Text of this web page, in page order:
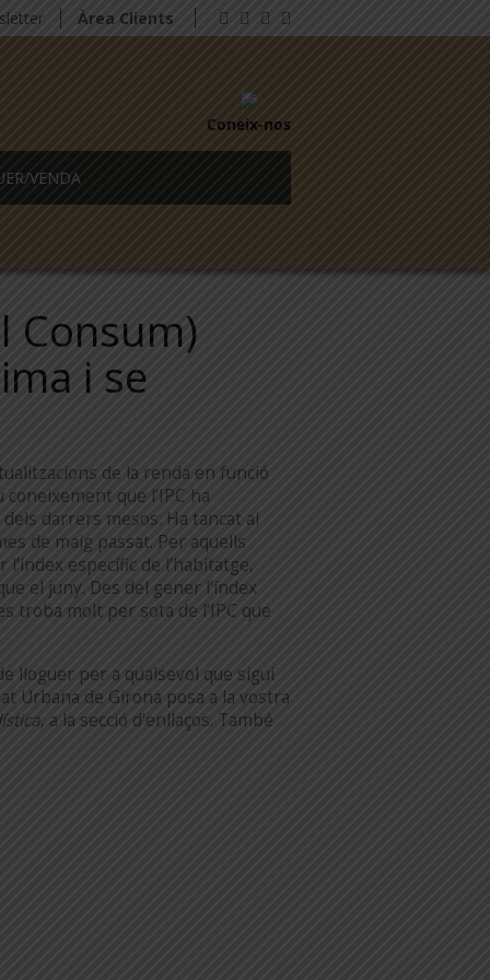
Àrea Clients
Coneix-nos
VENDA
Consum)
i se
de la renda en funció
que l’IPC ha
darrers mesos. Ha tancat al
de maig passat. Per aquells
específic de l’habitatge,
el juny. Des del gener l’índex
troba molt per sota de l’IPC que
lloguer per a qualsevol que sigui
Urbana de Girona posa a la vostra
, a la secció d’enllaços. També